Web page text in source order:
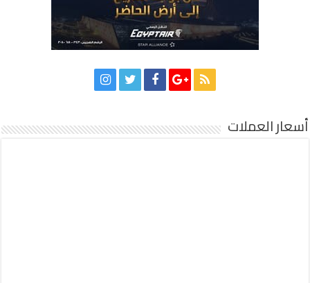
أسعار العملات